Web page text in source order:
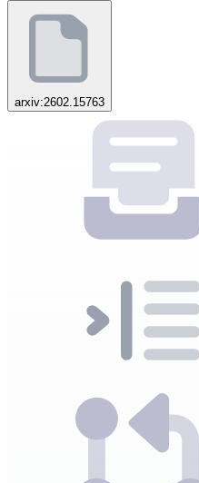
arxiv:2602.15763